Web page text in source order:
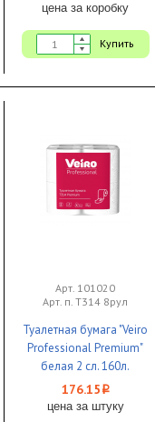
цена за коробку
Купить
Арт. 101020
Арт. п. Т314 8рул
Туалетная бумага "Veiro
Professional Premium"
белая 2 сл. 160л.
8рул.1/6
176.15 i
цена за штуку